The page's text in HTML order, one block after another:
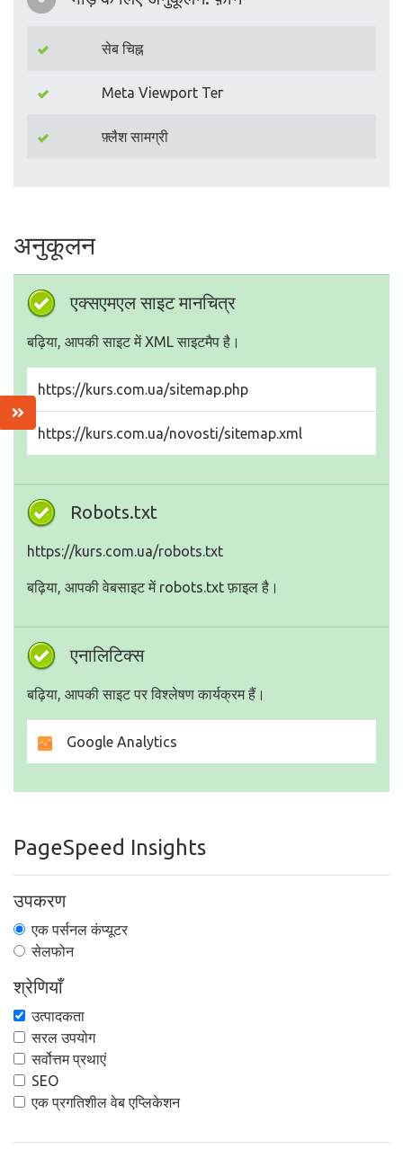
सेब चिह्न
Meta Viewport Тег
फ़्लैश सामग्री
अनुकूलन
एक्सएमएल साइट मानचित्र
बढ़िया, आपकी साइट में XML साइटमैप है।
https://kurs.com.ua/sitemap.php
https://kurs.com.ua/novosti/sitemap.xml
Robots.txt
https://kurs.com.ua/robots.txt
बढ़िया, आपकी वेबसाइट में robots.txt फ़ाइल है।
एनालिटिक्स
बढ़िया, आपकी साइट पर विश्लेषण कार्यक्रम हैं।
Google Analytics
PageSpeed Insights
उपकरण
एक पर्सनल कंप्यूटर
सेलफोन
श्रेणियाँ
उत्पादकता
सरल उपयोग
सर्वोत्तम प्रथाएं
SEO
एक प्रगतिशील वेब एप्लिकेशन